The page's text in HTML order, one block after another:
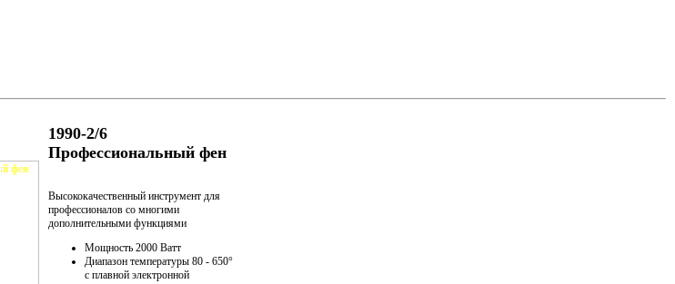
1990-2/6
Профессиональный фен
Высококачественный инструмент для
профессионалов со многими
дополнительными функциями
Мощность 2000 Ватт
Диапазон температуры 80 - 650°
с плавной электронной